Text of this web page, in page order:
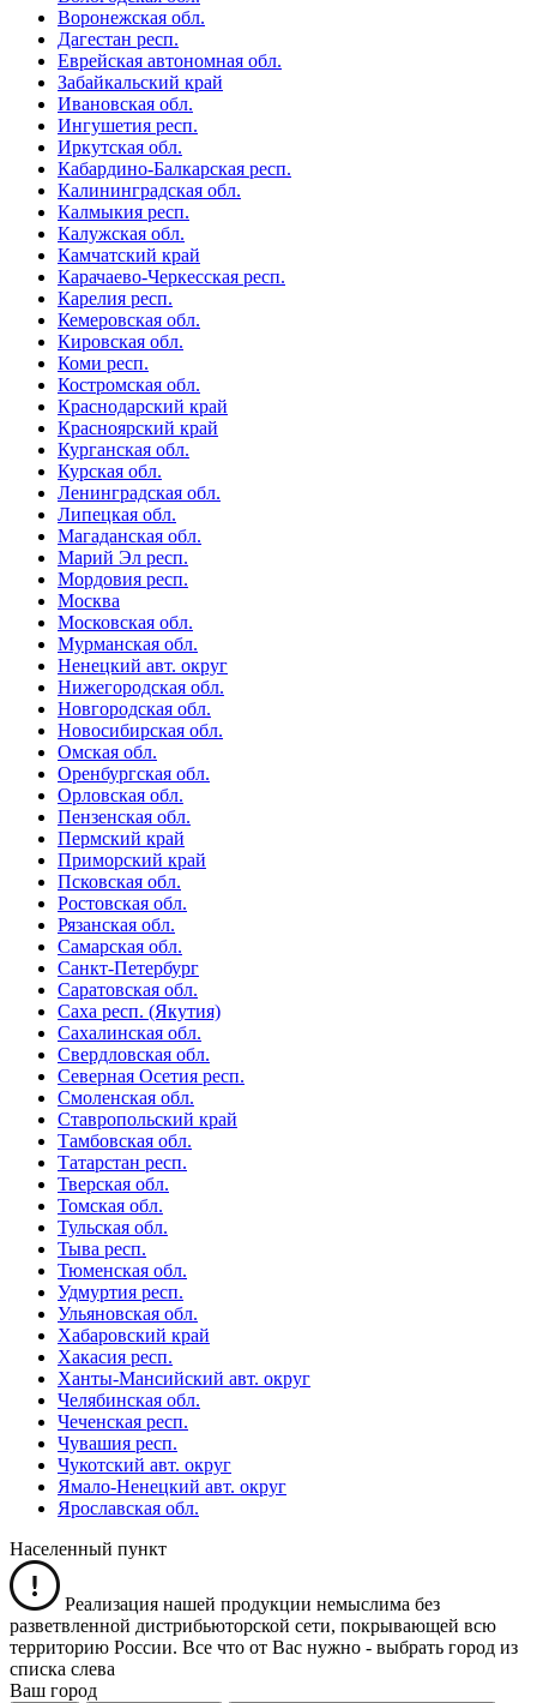
Воронежская обл.
Дагестан респ.
Еврейская автономная обл.
Забайкальский край
Ивановская обл.
Ингушетия респ.
Иркутская обл.
Кабардино-Балкарская респ.
Калининградская обл.
Калмыкия респ.
Калужская обл.
Камчатский край
Карачаево-Черкесская респ.
Карелия респ.
Кемеровская обл.
Кировская обл.
Коми респ.
Костромская обл.
Краснодарский край
Красноярский край
Курганская обл.
Курская обл.
Ленинградская обл.
Липецкая обл.
Магаданская обл.
Марий Эл респ.
Мордовия респ.
Москва
Московская обл.
Мурманская обл.
Ненецкий авт. округ
Нижегородская обл.
Новгородская обл.
Новосибирская обл.
Омская обл.
Оренбургская обл.
Орловская обл.
Пензенская обл.
Пермский край
Приморский край
Псковская обл.
Ростовская обл.
Рязанская обл.
Самарская обл.
Санкт-Петербург
Саратовская обл.
Саха респ. (Якутия)
Сахалинская обл.
Свердловская обл.
Северная Осетия респ.
Смоленская обл.
Ставропольский край
Тамбовская обл.
Татарстан респ.
Тверская обл.
Томская обл.
Тульская обл.
Тыва респ.
Тюменская обл.
Удмуртия респ.
Ульяновская обл.
Хабаровский край
Хакасия респ.
Ханты-Мансийский авт. округ
Челябинская обл.
Чеченская респ.
Чувашия респ.
Чукотский авт. округ
Ямало-Ненецкий авт. округ
Ярославская обл.
Населенный пункт
Реализация нашей продукции немыслима без
разветвленной дистрибьюторской сети, покрывающей всю
территорию России. Все что от Вас нужно - выбрать город из
списка слева
Ваш город